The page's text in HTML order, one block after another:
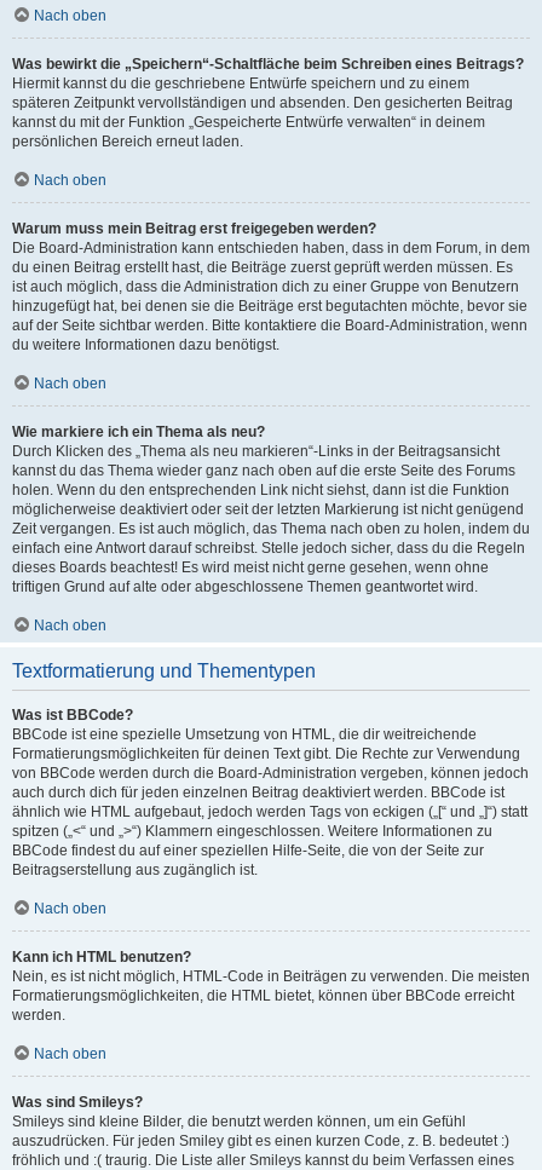
Nach oben
Was bewirkt die „Speichern“-Schaltfläche beim Schreiben eines Beitrags?
Hiermit kannst du die geschriebene Entwürfe speichern und zu einem
späteren Zeitpunkt vervollständigen und absenden. Den gesicherten Beitrag
kannst du mit der Funktion „Gespeicherte Entwürfe verwalten“ in deinem
persönlichen Bereich erneut laden.
Nach oben
Warum muss mein Beitrag erst freigegeben werden?
Die Board-Administration kann entschieden haben, dass in dem Forum, in dem
du einen Beitrag erstellt hast, die Beiträge zuerst geprüft werden müssen. Es
ist auch möglich, dass die Administration dich zu einer Gruppe von Benutzern
hinzugefügt hat, bei denen sie die Beiträge erst begutachten möchte, bevor sie
auf der Seite sichtbar werden. Bitte kontaktiere die Board-Administration, wenn
du weitere Informationen dazu benötigst.
Nach oben
Wie markiere ich ein Thema als neu?
Durch Klicken des „Thema als neu markieren“-Links in der Beitragsansicht
kannst du das Thema wieder ganz nach oben auf die erste Seite des Forums
holen. Wenn du den entsprechenden Link nicht siehst, dann ist die Funktion
möglicherweise deaktiviert oder seit der letzten Markierung ist nicht genügend
Zeit vergangen. Es ist auch möglich, das Thema nach oben zu holen, indem du
einfach eine Antwort darauf schreibst. Stelle jedoch sicher, dass du die Regeln
dieses Boards beachtest! Es wird meist nicht gerne gesehen, wenn ohne
triftigen Grund auf alte oder abgeschlossene Themen geantwortet wird.
Nach oben
Textformatierung und Thementypen
Was ist BBCode?
BBCode ist eine spezielle Umsetzung von HTML, die dir weitreichende
Formatierungsmöglichkeiten für deinen Text gibt. Die Rechte zur Verwendung
von BBCode werden durch die Board-Administration vergeben, können jedoch
auch durch dich für jeden einzelnen Beitrag deaktiviert werden. BBCode ist
ähnlich wie HTML aufgebaut, jedoch werden Tags von eckigen („[“ und „]“) statt
spitzen („<“ und „>“) Klammern eingeschlossen. Weitere Informationen zu
BBCode findest du auf einer speziellen Hilfe-Seite, die von der Seite zur
Beitragserstellung aus zugänglich ist.
Nach oben
Kann ich HTML benutzen?
Nein, es ist nicht möglich, HTML-Code in Beiträgen zu verwenden. Die meisten
Formatierungsmöglichkeiten, die HTML bietet, können über BBCode erreicht
werden.
Nach oben
Was sind Smileys?
Smileys sind kleine Bilder, die benutzt werden können, um ein Gefühl
auszudrücken. Für jeden Smiley gibt es einen kurzen Code, z. B. bedeutet :)
fröhlich und :( traurig. Die Liste aller Smileys kannst du beim Verfassen eines